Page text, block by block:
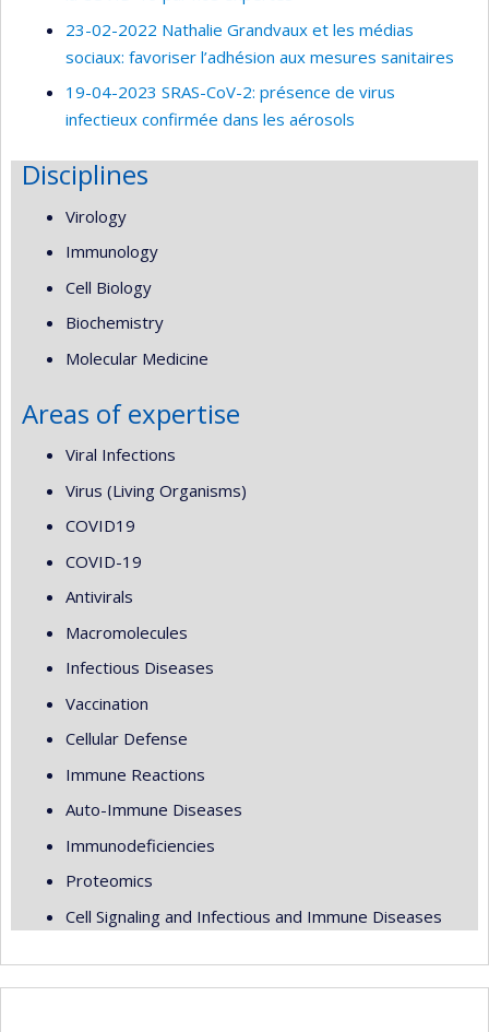
23-02-2022 Nathalie Grandvaux et les médias
sociaux: favoriser l’adhésion aux mesures sanitaires
19-04-2023 SRAS-CoV-2: présence de virus
infectieux confirmée dans les aérosols
Disciplines
Virology
Immunology
Cell Biology
Biochemistry
Molecular Medicine
Areas of expertise
Viral Infections
Virus (Living Organisms)
COVID19
COVID-19
Antivirals
Macromolecules
Infectious Diseases
Vaccination
Cellular Defense
Immune Reactions
Auto-Immune Diseases
Immunodeficiencies
Proteomics
Cell Signaling and Infectious and Immune Diseases